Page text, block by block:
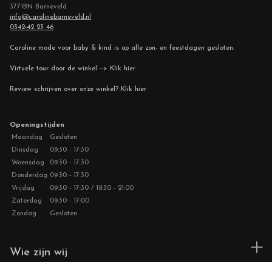
3771BN Barneveld
info@carolinebarneveld.nl
0342-42 23 46
Caroline mode voor baby & kind is op alle zon- en feestdagen gesloten.
Virtuele tour door de winkel --> Klik hier
Review schrijven over onze winkel? Klik hier
Openingstijden
Maandag
Gesloten
Dinsdag
09:30 - 17:30
Woensdag
09:30 - 17:30
Donderdag 09:30 - 17:30
Vrijdag
09:30 - 17:30 / 18:30 - 21:00
Zaterdag
09:30 - 17:00
Zondag
Gesloten
Wie zijn wij